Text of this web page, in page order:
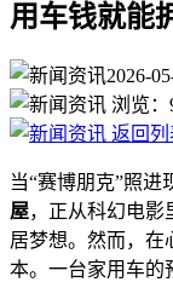
用车钱就能
2026-
浏览：
返回列
当“赛博朋克”照进
屋，正从科幻电影
居梦想。然而，在
本。一台家用车的